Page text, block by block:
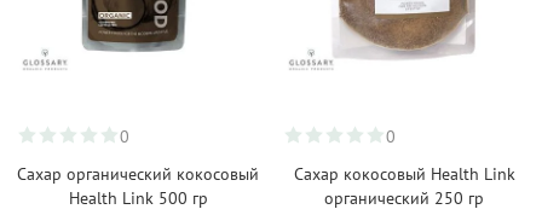
0
Сахар органический кокосовый
Health Link 500 гр
0
Сахар кокосовый Health Link
органический 250 гр